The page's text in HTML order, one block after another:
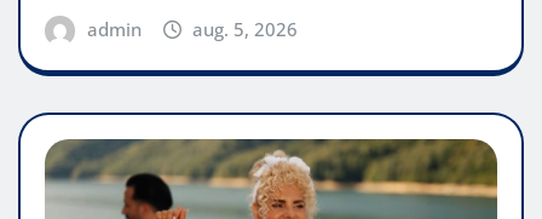
admin aug. 5, 2026